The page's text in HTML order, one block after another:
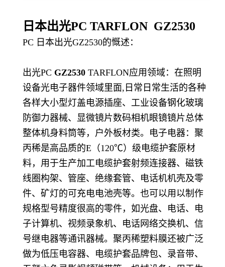
日本出光PC TARFLON GZ2530
PC 日本出光GZ2530的慨述：
出光PC GZ2530 TARFLON应用领域：在照明
设备光电子器件领域里面,日常日常生活的各种
各样大小型灯盖电源插座、工业设备钢化玻璃
防御力器械、显微镜片数码相机眼镜镜片总体
整体机身料筒等，户外板材类。电子电器：聚
丙稀是高品质的E（120℃）级电缆护套原材
料，用于生产加工电缆护套射频连接器、磁铁
线圈构架、管座、绝缘套管、电话机机壳及零
件、矿灯的可充电电池壳等。也可以用以制作
规格型号精度很高的零件，如光盘、电话、电
子计算机、视频录象机、电话网络交换机、信
号继电器等通讯器械。聚丙稀塑料膜还被广泛
做为低压电容器、电缆护套品牌包、录音带、